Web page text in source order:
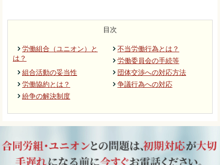
目次
労働組合（ユニオン）と
は？
不当労働行為とは？
労働委員会の手続等
組合活動の妥当性
団体交渉への対応方法
労働協約とは？
争議行為への対応
紛争の解決制度